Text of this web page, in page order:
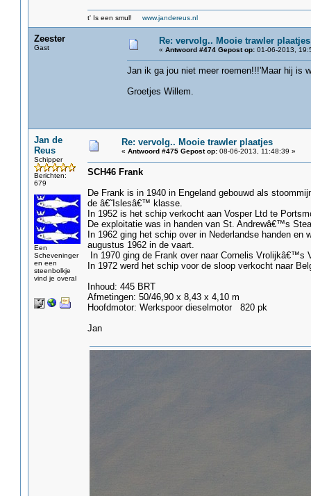
t' Is een smul! www.jandereus.nl
Zeester
Gast
Re: vervolg.. Mooie trawler plaatjes
« Antwoord #474 Gepost op:01-06-2013,
Jan ik ga jou niet meer roemen!!!'Maar hij is
Groetjes Willem.
Jan de
Reus
Schipper
Berichten:
679
Een
Scheveninger
en een
steenbolkje
vind je overal
Re: vervolg.. Mooie trawler plaatjes
« Antwoord #475 Gepost op:08-06-2013, 11:48:39 »
SCH46 Frank
De Frank is in 1940 in Engeland gebouwd als
de â€˜Islesâ€™ klasse.
In 1952 is het schip verkocht aan Vosper Ltd te
De exploitatie was in handen van St. Andrewâ€™s
In 1962 ging het schip over in Nederlandse handen
augustus 1962 in de vaart.
In 1970 ging de Frank over naar Cornelis Vrolijkâ€™s
In 1972 werd het schip voor de sloop verkocht naar
Inhoud: 445 BRT
Afmetingen: 50/46,90 x 8,43 x 4,10 m
Hoofdmotor: Werkspoor dieselmotor 820 pk
Jan